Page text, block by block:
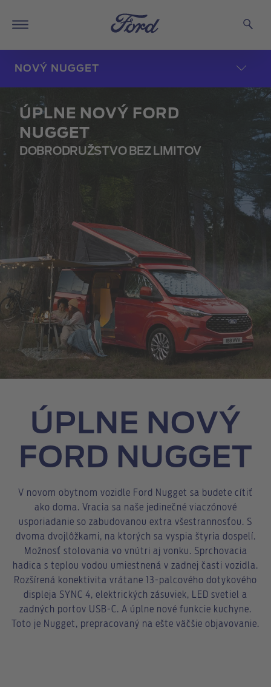
NOVÝ NUGGET
ÚPLNE NOVÝ FORD
NUGGET
DOBRODRUŽSTVO BEZ LIMITOV
ÚPLNE NOVÝ
FORD NUGGET
V novom obytnom vozidle Ford Nugget sa budete cítiť
ako doma. Vracia sa naše jedinečné viaczónové
usporiadanie so zabudovanou extra všestrannosťou. S
dvoma dvojlôžkami, na ktorých sa vyspia štyria dospelí.
Možnosť stolovania vo vnútri aj vonku. Sprchovacia
hadica s teplou vodou umiestnená v zadnej časti vozidla.
Rozšírená konektivita vrátane 13-palcového dotykového
displeja SYNC 4, elektrických zásuviek, LED svetiel a
zadných portov USB-C. A úplne nové funkcie kuchyne.
Toto je Nugget, prepracovaný na ešte väčšie objavovanie.